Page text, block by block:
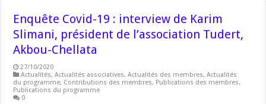
Enquête Covid-19 : interview de Karim
Slimani, président de l’association Tudert,
Akbou-Chellata
27/10/2020
Actualités,Actualités associatives,Actualités des membres,Actualités
du programme, Contributions des membres, Publications des membres,
Publications du programme
0